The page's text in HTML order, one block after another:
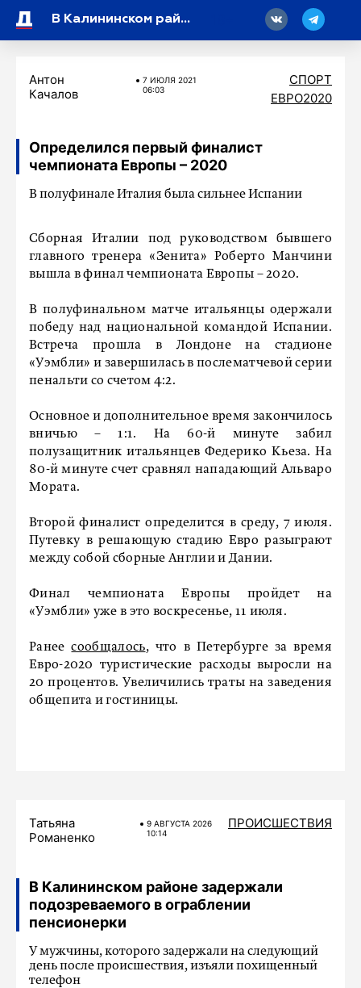
В Калининском районе задержали подозреваемого в ограблении пенсионерки
Антон
Качалов
7 ИЮЛЯ 2021
06:03
СПОРТ
ЕВРО2020
Определился первый финалист
чемпионата Европы – 2020
В полуфинале Италия была сильнее Испании
Сборная Италии под руководством бывшего
главного тренера «Зенита» Роберто Манчини
вышла в финал чемпионата Европы – 2020.
В полуфинальном матче итальянцы одержали
победу над национальной командой Испании.
Встреча прошла в Лондоне на стадионе
«Уэмбли» и завершилась в послематчевой серии
пенальти со счетом 4:2.
Основное и дополнительное время закончилось
вничью – 1:1. На 60-й минуте забил
полузащитник итальянцев Федерико Кьеза. На
80-й минуте счет сравнял нападающий Альваро
Мората.
Второй финалист определится в среду, 7 июля.
Путевку в решающую стадию Евро разыграют
между собой сборные Англии и Дании.
Финал чемпионата Европы пройдет на
«Уэмбли» уже в это воскресенье, 11 июля.
Ранеесообщалось, что в Петербурге за время
Евро-2020 туристические расходы выросли на
20 процентов. Увеличились траты на заведения
общепита и гостиницы.
Татьяна
Романенко
9 АВГУСТА 2026
10:14
ПРОИСШЕСТВИЯ
В Калининском районе задержали
подозреваемого в ограблении
пенсионерки
У мужчины, которого задержали на следующий
день после происшествия, изъяли похищенный
телефон